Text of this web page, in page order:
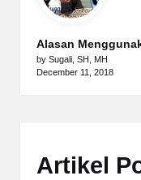
Alasan
by Sugali, SH, MH
December 11, 2018
Artikel